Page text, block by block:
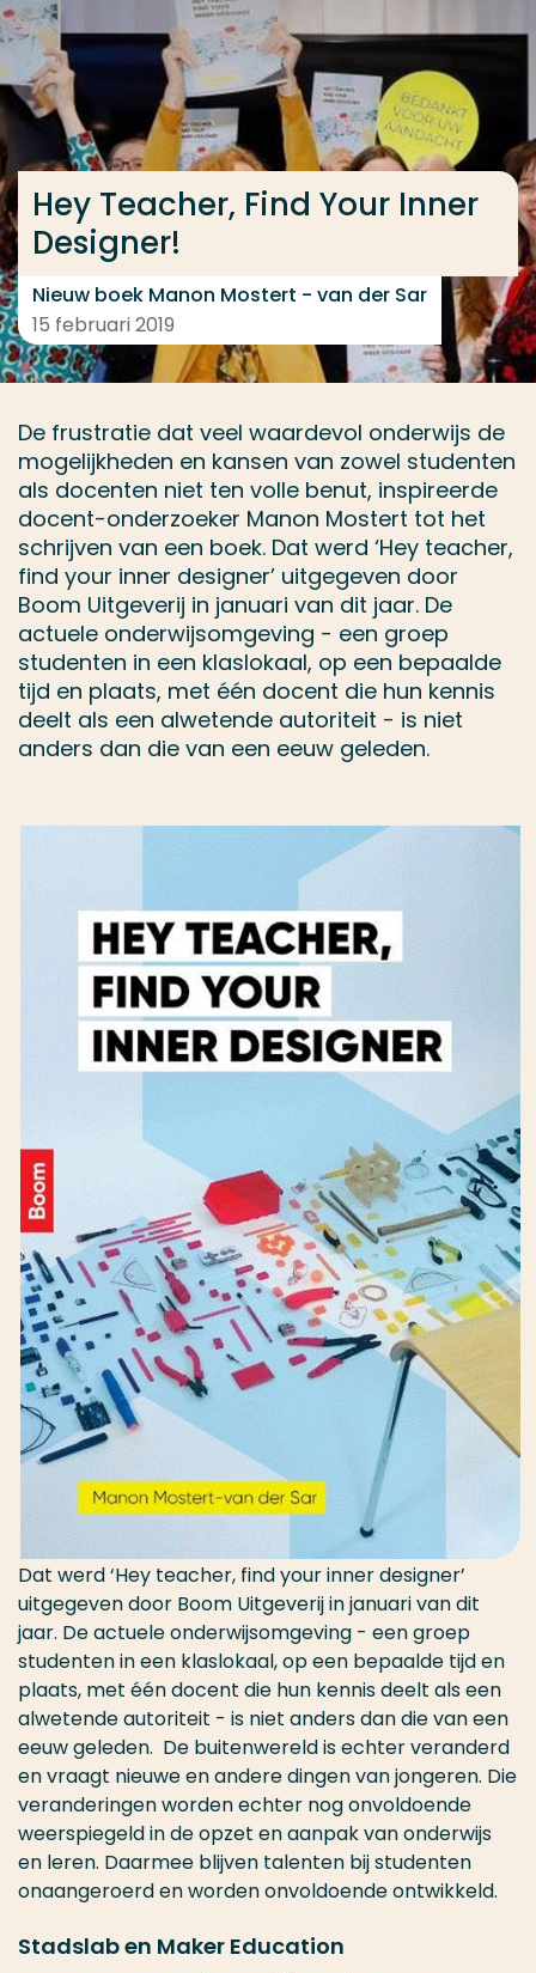
Ga direct naar de content
... > Hey Teacher, Find Your Inner Designer
Hey Teacher, Find Your Inner
Designer!
Nieuw boek Manon Mostert - van der Sar
15 februari 2019
De frustratie dat veel waardevol onderwijs de
mogelijkheden en kansen van zowel studenten
als docenten niet ten volle benut, inspireerde
docent-onderzoeker Manon Mostert tot het
schrijven van een boek. Dat werd ‘Hey teacher,
find your inner designer’ uitgegeven door
Boom Uitgeverij in januari van dit jaar. De
actuele onderwijsomgeving - een groep
studenten in een klaslokaal, op een bepaalde
tijd en plaats, met één docent die hun kennis
deelt als een alwetende autoriteit - is niet
anders dan die van een eeuw geleden.
Dat werd ‘Hey teacher, find your inner designer’
uitgegeven door Boom Uitgeverij in januari van dit
jaar. De actuele onderwijsomgeving - een groep
studenten in een klaslokaal, op een bepaalde tijd en
plaats, met één docent die hun kennis deelt als een
alwetende autoriteit - is niet anders dan die van een
eeuw geleden. De buitenwereld is echter veranderd
en vraagt nieuwe en andere dingen van jongeren. Die
veranderingen worden echter nog onvoldoende
weerspiegeld in de opzet en aanpak van onderwijs
en leren. Daarmee blijven talenten bij studenten
onaangeroerd en worden onvoldoende ontwikkeld.
Stadslab en Maker Education
Veel gezocht
Opleiding
Contact